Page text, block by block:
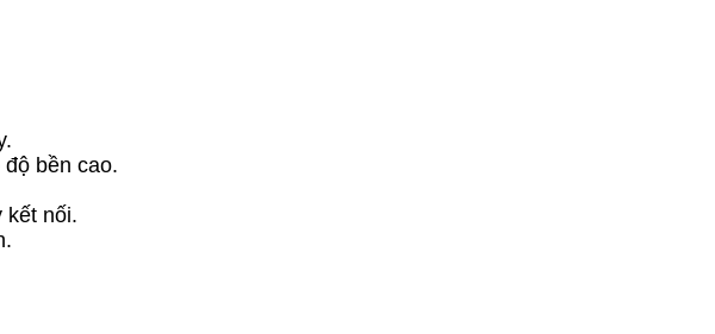
bền cao.
kết nối.